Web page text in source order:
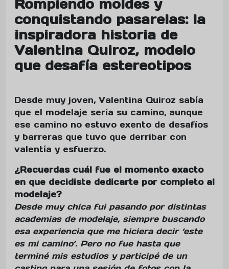
Rompiendo moldes y
conquistando pasarelas: la
inspiradora historia de
Valentina Quiroz, modelo
que desafía estereotipos
Desde muy joven, Valentina Quiroz sabía
que el modelaje sería su camino, aunque
ese camino no estuvo exento de desafíos
y barreras que tuvo que derribar con
valentía y esfuerzo.
¿Recuerdas cuál fue el momento exacto
en que decidiste dedicarte por completo al
modelaje?
Desde muy chica fui pasando por distintas
academias de modelaje, siempre buscando
esa experiencia que me hiciera decir ‘este
es mi camino’. Pero no fue hasta que
terminé mis estudios y participé de un